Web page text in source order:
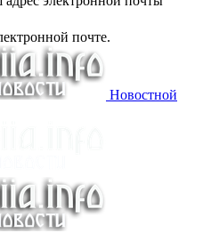
почте.
Новостной